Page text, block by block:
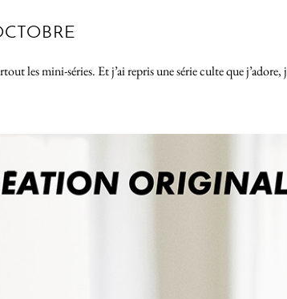
les mini-séries. Et j’ai repris une série culte que